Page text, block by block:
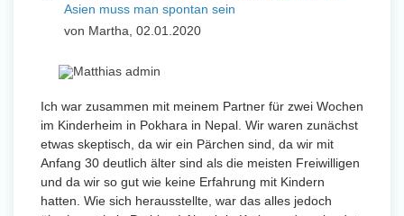
Asien muss man spontan sein
von Martha, 02.01.2020
Ich war zusammen mit meinem Partner für zwei Wochen
im Kinderheim in Pokhara in Nepal. Wir waren zunächst
etwas skeptisch, da wir ein Pärchen sind, da wir mit
Anfang 30 deutlich älter sind als die meisten Freiwilligen
und da wir so gut wie keine Erfahrung mit Kindern
hatten. Wie sich herausstellte, war das alles jedoch